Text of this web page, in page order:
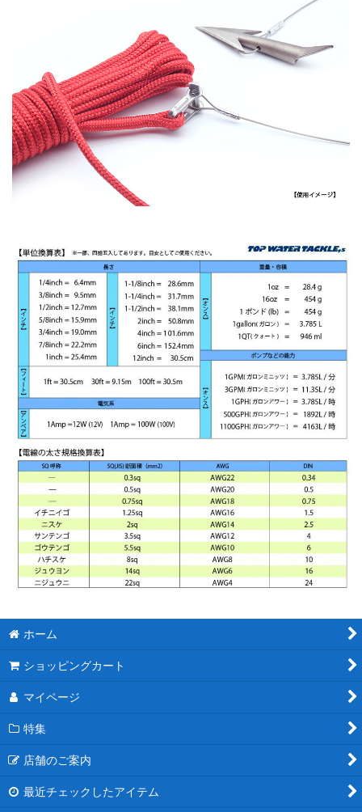
ホーム
ショッピングカート
マイページ
特集
店舗のご案内
最近チェックしたアイテム